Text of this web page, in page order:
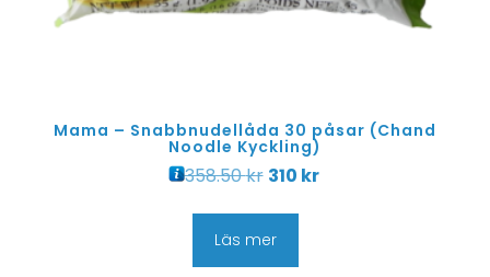
Mama – Snabbnudellåda 30 påsar (Chand
Noodle Kyckling)
358.50kr 310 kr
Läs mer